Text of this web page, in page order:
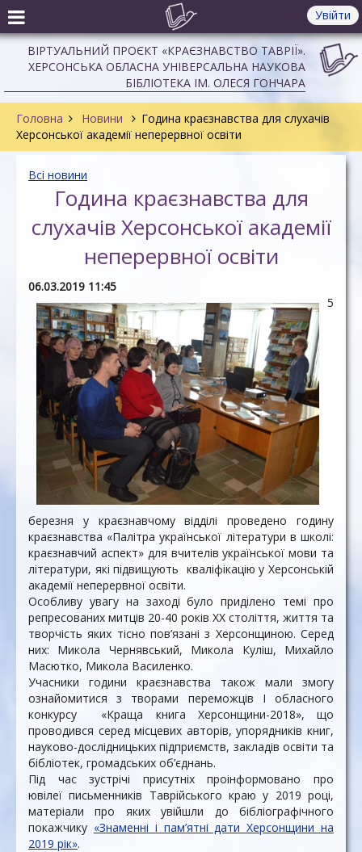
Увійти
ВІРТУАЛЬНИЙ ПРОЄКТ «КРАЄЗНАВСТВО ТАВРІЇ».
ХЕРСОНСЬКА ОБЛАСНА УНІВЕРСАЛЬНА НАУКОВА
БІБЛІОТЕКА ІМ. ОЛЕСЯ ГОНЧАРА
Головна Новини
Година краєзнавства для слухачів
Херсонської академії неперервної освіти
Всі новини
Година краєзнавства для
слухачів Херсонської академії
неперервної освіти
06.03.2019 11:45
5
березня у краєзнавчому відділі проведено годину
краєзнавства «Палітра української літератури в школі:
краєзнавчий аспект» для вчителів української мови та
літератури, які підвищують кваліфікацію у Херсонській
академії неперервної освіти.
Особливу увагу на заході було приділено темі про
репресованих митців 20-40 років XX століття, життя та
творчість яких тісно пов’язані з Херсонщиною. Серед
них: Микола Чернявський, Микола Куліш, Михайло
Масютко, Микола Василенко.
Учасники години краєзнавства також мали змогу
ознайомитися з творами переможців I обласного
конкурсу «Краща книга Херсонщини-2018», що
проводився серед місцевих авторів, упорядників книг,
науково-дослідницьких підприємств, закладів освіти та
бібліотек, громадських об’єднань.
Під час зустрічі присутніх проінформовано про
ювілеї письменників Таврійського краю у 2019 році,
матеріали про яких увійшли до бібліографічного
покажчику «Знаменні і пам’ятні дати Херсонщини на
2019 рік».